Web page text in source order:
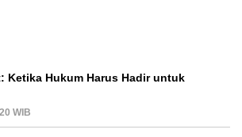
Ketika Hukum Harus Hadir untuk
WIB